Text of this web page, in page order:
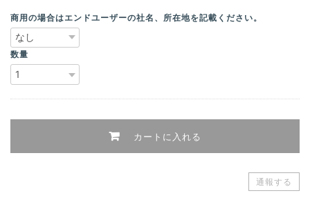
商用の場合はエンドユーザーの社名、所在地を記載ください。
数量
カートに入れる
通報する